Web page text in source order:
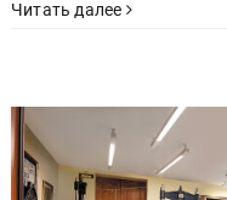
Читать далее